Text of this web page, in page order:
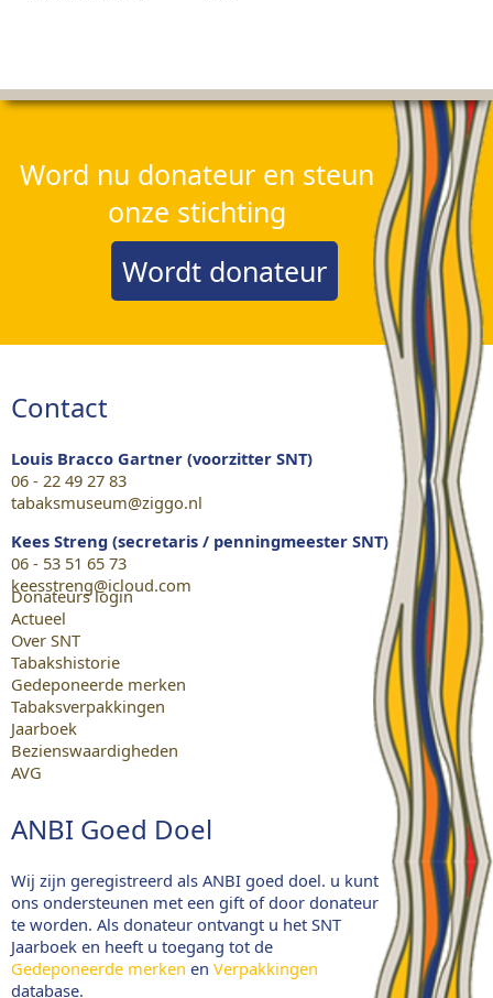
Word nu donateur en steun
onze stichting
Wordt donateur
Contact
Louis Bracco Gartner (voorzitter SNT)
06 - 22 49 27 83
tabaksmuseum@ziggo.nl
Kees Streng (secretaris / penningmeester SNT)
06 - 53 51 65 73
keesstreng@icloud.com
Donateurs login
Actueel
Over SNT
Tabakshistorie
Gedeponeerde merken
Tabaksverpakkingen
Jaarboek
Bezienswaardigheden
AVG
ANBI Goed Doel
Wij zijn geregistreerd als ANBI goed doel. u kunt
ons ondersteunen met een gift of door donateur
te worden. Als donateur ontvangt u het SNT
Jaarboek en heeft u toegang tot de
Gedeponeerde merken en Verpakkingen
database.